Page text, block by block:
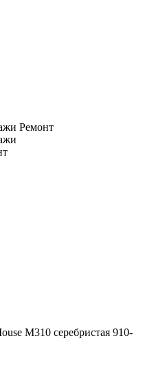
Ремонт
M310 серебристая 910-